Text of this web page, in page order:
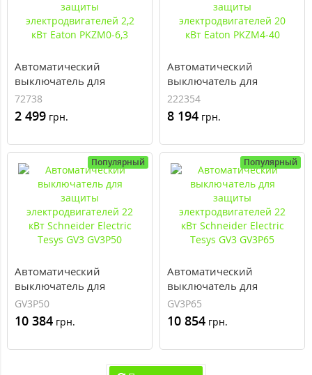
Автоматический
выключатель для
защиты
электродвигателей 2,2
кВт Eaton PKZM0-6,3
72738
2 499 грн.
Автоматический
выключатель для
защиты
электродвигателей 20
кВт Eaton PKZM4-40
222354
8 194 грн.
Популярный
Автоматический
выключатель для
защиты
электродвигателей 22
кВт Schneider Electric
GV3P50
10 384 грн.
Популярный
Автоматический
выключатель для
защиты
электродвигателей 22
кВт Schneider Electric
GV3P65
10 854 грн.